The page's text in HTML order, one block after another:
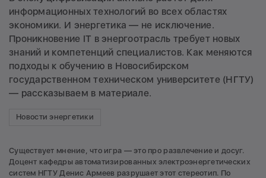
информационных технологий во всех областях
экономики. И энергетика — не исключение.
Проникновение IT в энергоотрасль требует новых
знаний и компетенций специалистов. Как меняются
подходы к обучению в Новосибирском
государственном техническом университете (НГТУ)
— рассказываем в материале.
Новости энергетики
Существует мнение, что игра — это про развлечение и досуг.
Доцент кафедры автоматизированных электроэнергетических
систем НГТУ Денис Армеев разрушает этот стереотип. По